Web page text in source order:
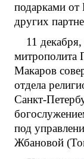
подарками
других
11
митрополита
Макаров
отдела
Санкт-
под
Жбановой